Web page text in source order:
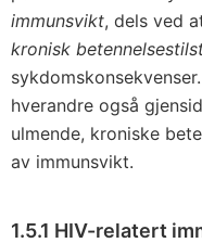
immunsvikt, dels ved
kronisk
hverandre også
ulmende, kroniske
av immunsvikt.
1.5.1 HIV-relatert